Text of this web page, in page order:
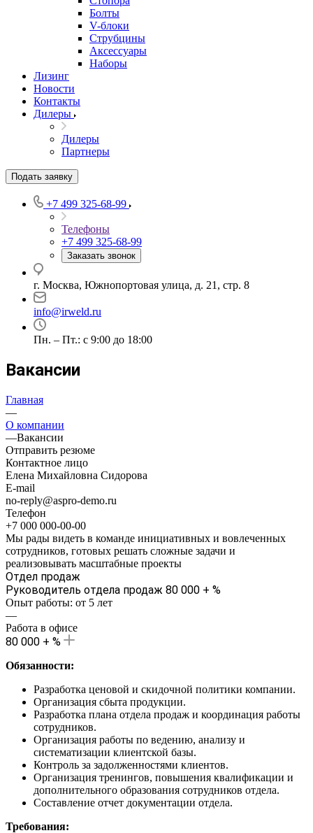
Болты
V-блоки
Струбцины
Аксессуары
Наборы
Лизинг
Новости
Контакты
Дилеры
Дилеры
Партнеры
Подать заявку
+7 499 325-68-99
Телефоны
+7 499 325-68-99
Заказать звонок
г. Москва, Южнопортовая улица, д. 21, стр. 8
info@irweld.ru
Пн. – Пт.: с 9:00 до 18:00
Вакансии
Главная
—
О компании
—Вакансии
Отправить резюме
Контактное лицо
Елена Михайловна Сидорова
E-mail
no-reply@aspro-demo.ru
Телефон
+7 000 000-00-00
Мы рады видеть в команде инициативных и вовлеченных
сотрудников, готовых решать сложные задачи и
реализовывать масштабные проекты
Отдел продаж
Руководитель отдела продаж 80 000 + %
Опыт работы: от 5 лет
—
Работа в офисе
80 000 + %
Обязанности:
Разработка ценовой и скидочной политики компании.
Организация сбыта продукции.
Разработка плана отдела продаж и координация работы
сотрудников.
Организация работы по ведению, анализу и
систематизации клиентской базы.
Контроль за задолженностями клиентов.
Организация тренингов, повышения квалификации и
дополнительного образования сотрудников отдела.
Составление отчет документации отдела.
Требования: